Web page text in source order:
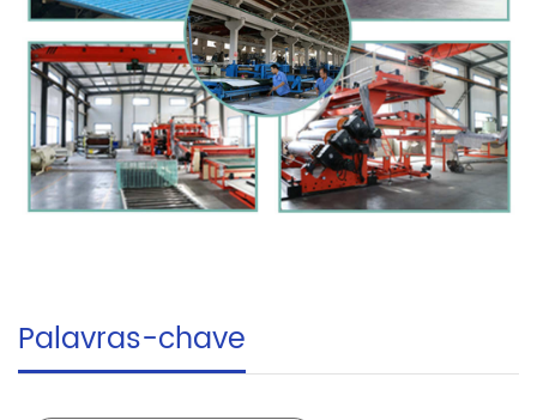
Palavras-chave